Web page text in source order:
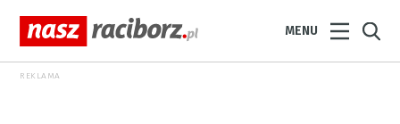
MENU
REKLAMA